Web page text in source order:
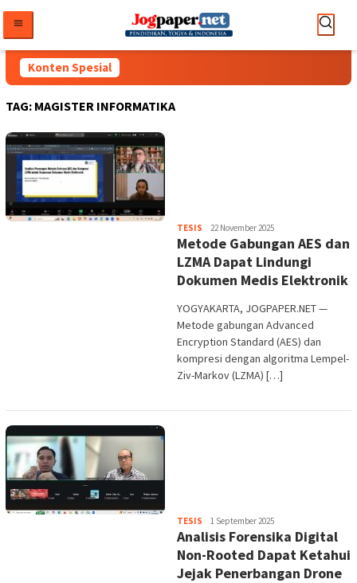
konten
Konten Spesial
TAG: MAGISTER INFORMATIKA
TESIS Heri
Purwata
22 November 2025
Metode Gabungan AES dan
LZMA Dapat Lindungi
Dokumen Medis Elektronik
YOGYAKARTA, JOGPAPER.NET —
Metode gabungan Advanced
Encryption Standard (AES) dan
kompresi dengan algoritma Lempel-
Ziv-Markov (LZMA) […]
TESIS Heri
Purwata
1 September 2025
Analisis Forensika Digital
Non-Rooted Dapat Ketahui
Jejak Penerbangan Drone